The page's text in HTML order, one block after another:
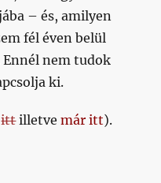
– és, amilyen
fél éven belül
nem tudok
ki.
ittilletvemár itt).